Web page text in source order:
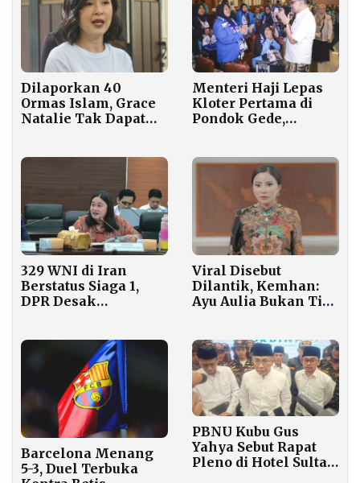
Dilaporkan 40
Ormas Islam, Grace
Natalie Tak Dapat
Hengkang
Menteri Haji Lepas
Kloter Pertama di
Pondok Gede,
Kesehatan
329 WNI di Iran
Berstatus Siaga 1,
DPR Desak
Evakuasi
Viral Disebut
Dilantik, Kemhan:
Ayu Aulia Bukan Tim
Barcelona Menang
5-3, Duel Terbuka
PBNU Kubu Gus
Yahya Sebut Rapat
Pleno di Hotel Sultan